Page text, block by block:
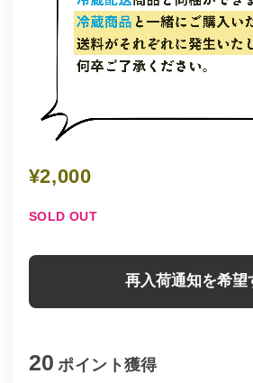
¥2,000
SOLD OUT
再入荷通知を希望
20 ポイント獲得